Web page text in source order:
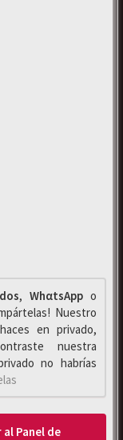
, WhαtsAppo
Nuestro
en privado,
nuestra
no habrías
Panel de